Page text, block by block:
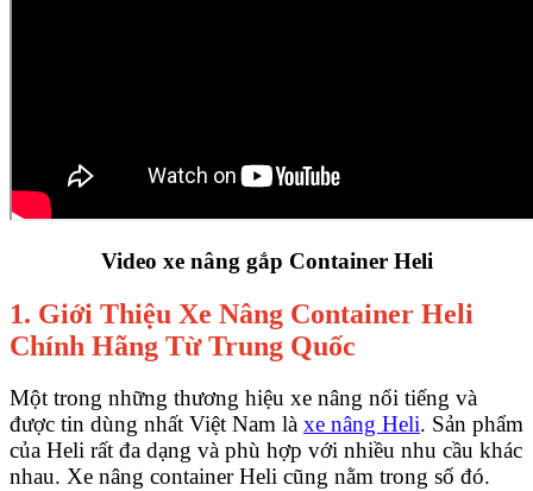
Video xe nâng gắp Container Heli
1. Giới Thiệu Xe Nâng Container Heli
Chính Hãng Từ Trung Quốc
Một trong những thương hiệu xe nâng nổi tiếng và
được tin dùng nhất Việt Nam là xe nâng Heli. Sản phẩm
của Heli rất đa dạng và phù hợp với nhiều nhu cầu khác
nhau. Xe nâng container Heli cũng nằm trong số đó.